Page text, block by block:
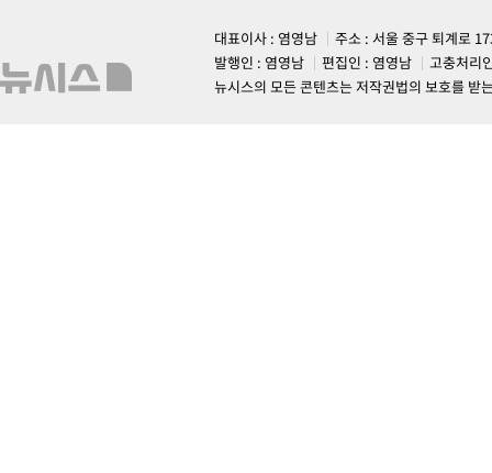
대표이사 : 염영남
주소 : 서울 중구 퇴계로
발행인 : 염영남
편집인 : 염영남
고충처리
뉴시스의 모든 콘텐츠는 저작권법의 보호를